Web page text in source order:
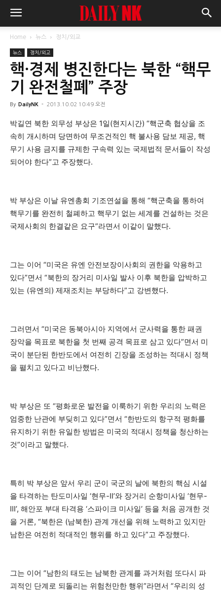
Home 뉴스 정치/외교
뉴스 정치/외교
핵·경제 병진한다는 북한 “핵무
기 완전철폐” 주장
By DailyNK - 2013.10.02 10:49 오전
박길연 북한 외무성 부상은 1일(현지시간) “핵군축 협상을 조
속히 개시하며 당면하여 무조건적인 핵 불사용 담보 제공, 핵
무기 사용 금지를 규제한 구속력 있는 국제법적 문서들이 작성
되어야 한다”고 주장했다.
박 부상은 이날 유엔총회 기조연설을 통해 “핵군축을 통하여
핵무기를 완전히 철폐하고 핵무기 없는 세계를 건설하는 것은
국제사회의 한결같은 요구”라면서 이같이 말했다.
그는 이어 “미국은 유엔 안전보장이사회의 권한을 악용하고
있다”면서 “북한의 장거리 미사일 발사 이후 북한을 압박하고
있는 (유엔의) 제재조치는 부당하다”고 강변했다.
그러면서 “미국은 동북아시아 지역에서 군사력을 통한 패권
장악을 목표로 북한을 첫 번째 공격 목표로 삼고 있다”면서 미
국이 분단된 한반도에서 여전히 긴장을 조성하는 적대시 정책
을 펼치고 있다고 비난했다.
박 부상은 또 “평화로운 발전을 이룩하기 위한 우리의 노력은
엄중한 난관에 부딪히고 있다”면서 “한반도의 항구적 평화를
유지하기 위한 유일한 방법은 미국의 적대시 정책을 청산하는
것”이라고 말했다.
특히 박 부상은 앞서 우리 군이 국군의 날에 북한의 핵심 시설
을 타격하는 탄도미사일 ‘현무-Ⅱ’와 장거리 순항미사일 ‘현무-
Ⅲ’, 해안포 부대 타격용 ‘스파이크 미사일’ 등을 처음 공개한 것
을 거론, “북한은 (남북한) 관계 개선을 위해 노력하고 있지만
남한은 여전히 적대적인 행위를 하고 있다”고 주장했다.
그는 이어 “남한의 태도는 남북한 관계를 과거처럼 또다시 파
괴적인 단계로 되돌리는 위험천만한 행위”라면서 “우리의 성